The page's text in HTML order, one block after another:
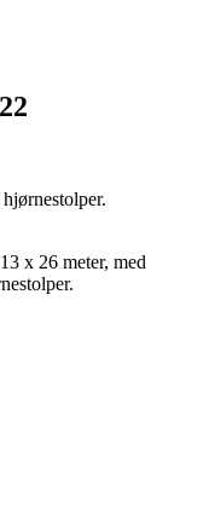
x 26 meter, med